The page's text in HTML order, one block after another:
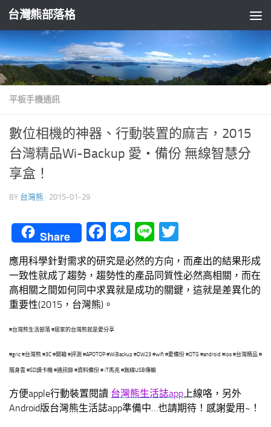
Skip to content
台灣熊部落格
平板手機通訊
數位相機的神器、行動裝置的麻吉，2015
台灣精品Wi-Backup 愛‧備份 無線智慧分
享盒！
BY 台灣熊 · 2015-01-29
Share Facebook
Messenger
Line
應用科學針對需求的研究是必然的方向，而產出的結果形成
一致性就成了趨勢，趨勢性的產品同質性必然高相關，而在
高相關之間如何同中求異就是成功的關鍵，這就是差異化的
重要性(2015，台灣熊)。
#台灣熊生活部落 #居家的台灣熊就是愛分享
#gric #台灣熊 #3C #開箱 #評測 #APOTOP #WiBackup #DW23 #wifi #愛備份 #OTG #android #ios #台灣精品 #
隨身雲 #SD讀卡機 #通訊錄 #資料備份 # iT馬克 #無線USB傳輸
方便apple行動裝置閱讀 台灣熊生活誌app上線咯，另外
Android版台灣熊生活誌app準備中…也請期待！感謝愛用~！